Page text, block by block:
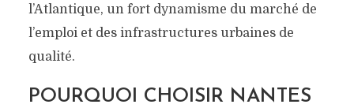
l’Atlantique, un fort dynamisme du marché de
l’emploi et des infrastructures urbaines de
qualité.
POURQUOI CHOISIR NANTES